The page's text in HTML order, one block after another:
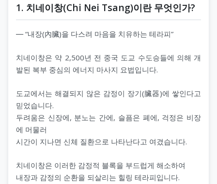
1. 치네이창(Chi Nei Tsang)이란 무엇인가?
― “내장(內臟)을 다스려 마음을 치유하는 테라피”
치네이창은 약 2,500년 전 중국 도교 수도승들에 의해 개
발된 복부 중심의 에너지 마사지 요법입니다.
도교에서는 해결되지 않은 감정이 장기(臟器)에 쌓인다고
믿었습니다.
두려움은 신장에, 분노는 간에, 슬픔은 폐에, 걱정은 비장
에 머물러
시간이 지나면 신체 질환으로 나타난다고 여겼습니다.
치네이창은 이러한 감정적 블록을 부드럽게 해소하여
내장과 감정의 순환을 되살리는 힐링 테라피입니다.